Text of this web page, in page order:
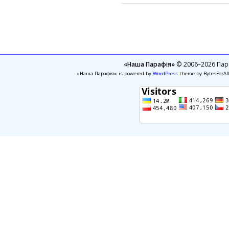
«Наша Парафія»© 2006–2026
«Наша Парафія» is powered by WordPresstheme by